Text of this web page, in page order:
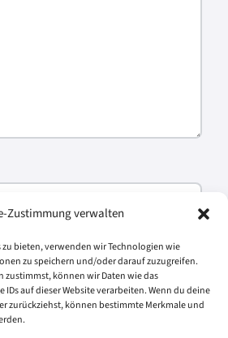
Zustimmung verwalten
bieten, verwenden wir Technologien wie
zu speichern und/oder darauf zuzugreifen.
zustimmst, können wir Daten wie das
auf dieser Website verarbeiten. Wenn du deine
zurückziehst, können bestimmte Merkmale und